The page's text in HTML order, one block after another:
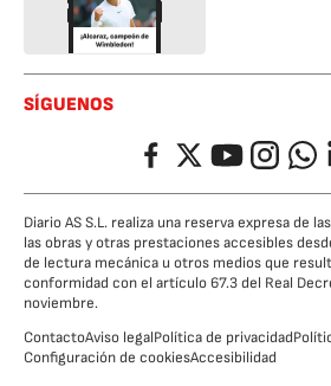
SÍGUENOS
FacebookTwitterYouTubeInstagram
Diario AS S.L. realiza una reserva expresa de
las obras y otras prestaciones accesibles
de lectura mecánica u otros medios que
conformidad con el artículo 67.3 del Real
noviembre.
ContactoAviso legalPolítica de privacidad
Configuración de cookiesAccesibilidad